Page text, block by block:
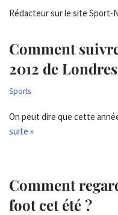
Rédacteur sur le site
Comment
2012 de
Sports
On peut dire que cette
suite »
Comment
foot cet été ?